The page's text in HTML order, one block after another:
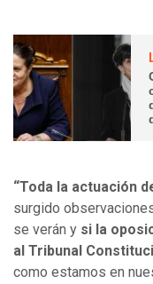
“Toda la actuación
surgido
se verán y si la
al Tribunal
como estamos en